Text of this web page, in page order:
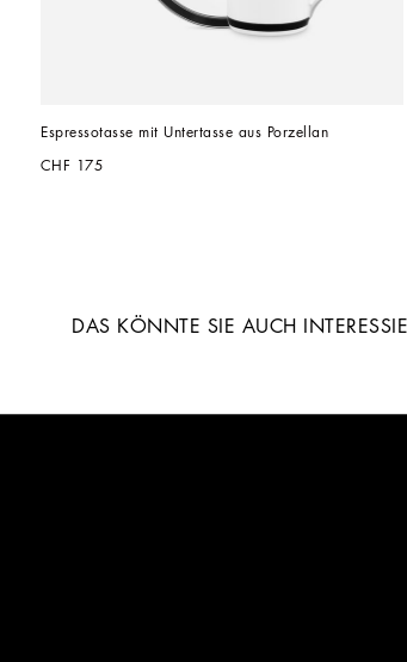
Espressotasse mit Untertasse aus Porzellan
CHF 175
DAS KÖNNTE SIE AUCH